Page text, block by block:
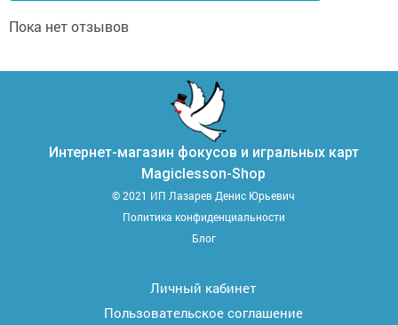
Пока нет отзывов
Интернет-магазин фокусов и игральных карт
Magiclesson-Shop
© 2021 ИП Лазарев Денис Юрьевич
Политика конфиденциальности
Блог
Личный кабинет
Пользовательское соглашение